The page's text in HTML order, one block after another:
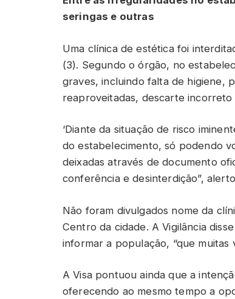
seringas e outras
Uma clínica de estética foi
(3). Segundo o órgão, no
graves, incluindo falta de higiene,
reaproveitadas, descarte
‘Diante da situação de risco
do estabelecimento, só podendo
deixadas através de documento
conferência e desinterdição”,
Não foram divulgados nome da
Centro da cidade. A Vigilância
informar a população, “que
A Visa pontuou ainda que a
oferecendo ao mesmo tempo a